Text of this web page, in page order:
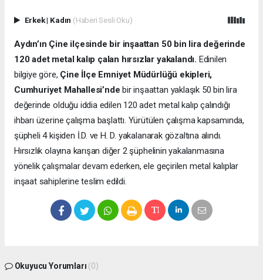
Erkek| Kadın (Haberi Sesli Oku)
Aydın’ın Çine ilçesinde bir inşaattan 50 bin lira değerinde
120 adet metal kalıp çalan hırsızlar yakalandı. Edinilen
bilgiye göre, Çine İlçe Emniyet Müdürlüğü ekipleri,
Cumhuriyet Mahallesi’nde bir inşaattan yaklaşık 50 bin lira
değerinde olduğu iddia edilen 120 adet metal kalıp çalındığı
ihbarı üzerine çalışma başlattı. Yürütülen çalışma kapsamında,
şüpheli 4 kişiden İ.D. ve H. D. yakalanarak gözaltına alındı.
Hırsızlık olayına karışan diğer 2 şüphelinin yakalanmasına
yönelik çalışmalar devam ederken, ele geçirilen metal kalıplar
inşaat sahiplerine teslim edildi.
Okuyucu Yorumları (0)